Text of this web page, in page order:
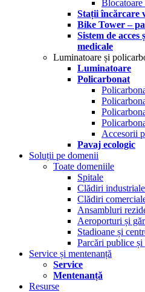
Blocatoare
Stații încărcare
Bike Tower –
Sistem de
medicale
Luminatoare și
Luminatoare
Policarbonat
Accesorii
Pavaj ecologic
Soluții pe domenii
Toate domeniile
Spitale
Clădiri
Clădiri
Ansambluri
Aeroporturi și
Stadioane și
Parcări publice și
Service și mentenanță
Service
Mentenanță
Resurse